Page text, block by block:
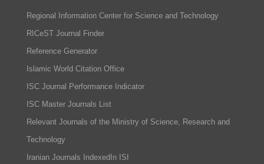
Regional Information Center for Science and Technology
RICeST Journal Finder
Reference Generator
Islamic World Citation Office
ISC Journal Performance Indicator
ISC Master Journals List
Relevant Journals of the Ministry of Science, Research and
Technology
Iranian Journals IndexedIn ISI